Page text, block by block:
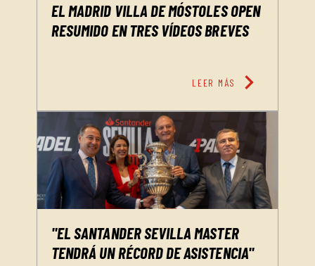
EL MADRID VILLA DE MÓSTOLES OPEN
RESUMIDO EN TRES VÍDEOS BREVES
LEER MÁS chevron_right
"EL SANTANDER SEVILLA MASTER
TENDRÁ UN RÉCORD DE ASISTENCIA"